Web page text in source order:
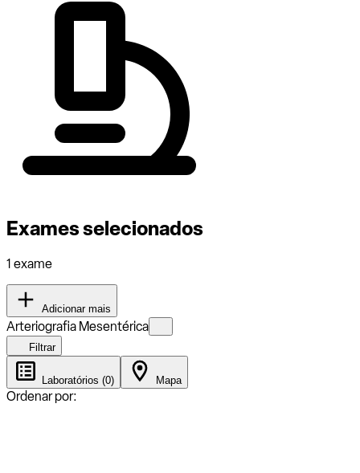
Exames selecionados
1 exame
Adicionar mais
Arteriografia Mesentérica
Filtrar
Laboratórios (0) Mapa
Ordenar por: